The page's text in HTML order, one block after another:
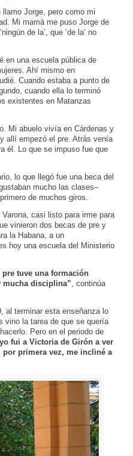
Jorge, pero como mi
Mi mamá me puso Jorge de
de la’, que ‘de la’ no
en una escuela pública de
Ahí mismo en
Cuando estaba a punto de
cuando ella lo terminó
existentes en Matanzas
Mi abuelo vivía en Cárdenas y
allí empezó el pre. Atrás venía
él. Lo que se impuso fue que
lo que llegó fue una beca del
mucho las clases–
de muchos giros.
casi listo para irme para
vinieron dos becas de pre y
la Habana, a un
hoy una escuela del Ministerio
pre tuve una formación
mucha disciplina”, continúa
al terminar esta enseñanza lo
vino la tarea de que se quería
Pero en el periodo de
yo fui a Victoria de Girón a ver
por primera vez, me incliné a